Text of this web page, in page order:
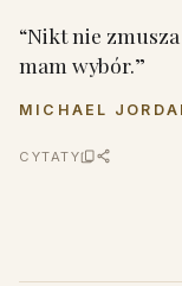
“Nikt nie
mam wybór.”
MICHAEL
CYTATY